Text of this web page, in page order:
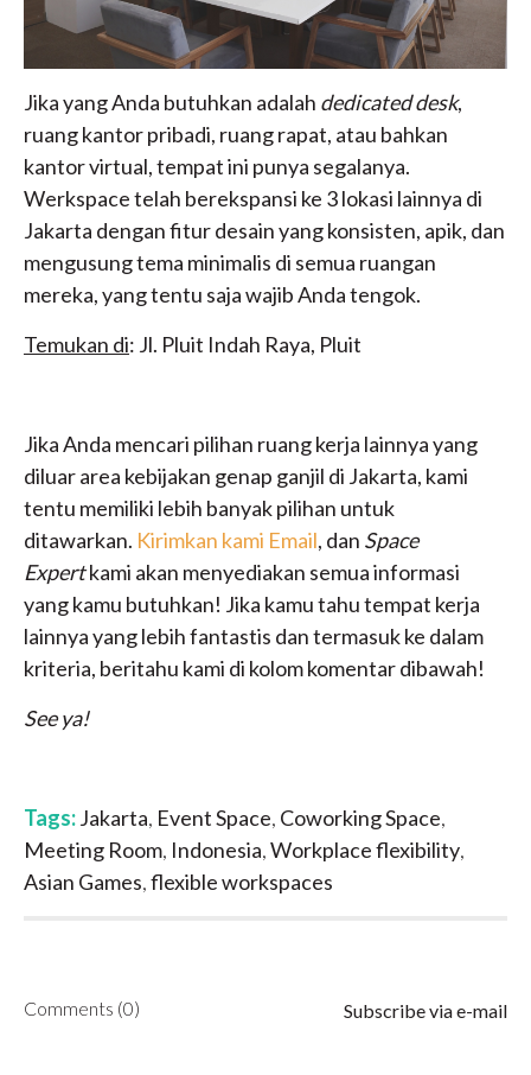
Jika yang Anda butuhkan adalah dedicated desk,
ruang kantor pribadi, ruang rapat, atau bahkan
kantor virtual, tempat ini punya segalanya.
Werkspace telah berekspansi ke 3 lokasi lainnya di
Jakarta dengan fitur desain yang konsisten, apik, dan
mengusung tema minimalis di semua ruangan
mereka, yang tentu saja wajib Anda tengok.
Temukan di: Jl. Pluit Indah Raya, Pluit
Jika Anda mencari pilihan ruang kerja lainnya yang
diluar area kebijakan genap ganjil di Jakarta, kami
tentu memiliki lebih banyak pilihan untuk
ditawarkan. Kirimkan kami Email, dan Space
Expertkami akan menyediakan semua informasi
yang kamu butuhkan! Jika kamu tahu tempat kerja
lainnya yang lebih fantastis dan termasuk ke dalam
kriteria, beritahu kami di kolom komentar dibawah!
See ya!
Tags:Jakarta, Event Space, Coworking Space,
Meeting Room, Indonesia,Workplace flexibility,
Asian Games,flexible workspaces
Comments (0) Subscribe via e-mail